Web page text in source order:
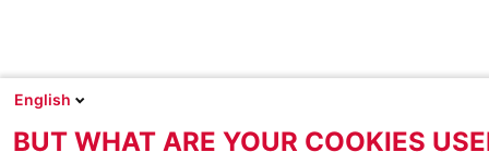
English
BUT WHAT ARE YOUR COOKIES